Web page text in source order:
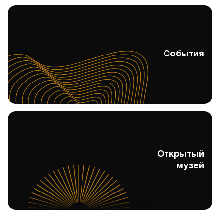
События События
Открытый
музей